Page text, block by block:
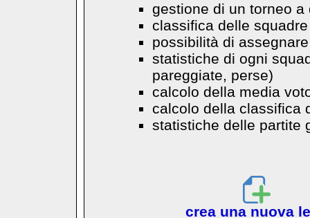
gestione di un torneo a
classifica delle squadre
possibilità di
statistiche di ogni
pareggiate, perse)
calcolo della media
calcolo della classifica
statistiche delle partite
crea una nuova